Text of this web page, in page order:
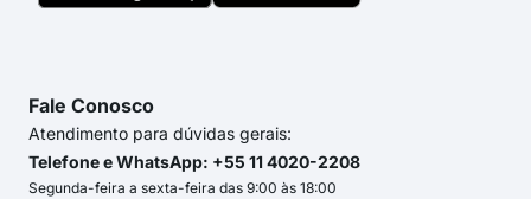
Fale Conosco
Atendimento para dúvidas gerais:
Telefone e WhatsApp: +55 11 4020-2208
Segunda-feira a sexta-feira das 9:00 às 18:00